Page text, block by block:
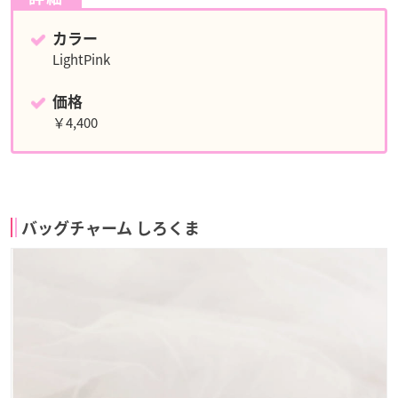
カラー
LightPink
価格
￥4,400
バッグチャーム しろくま